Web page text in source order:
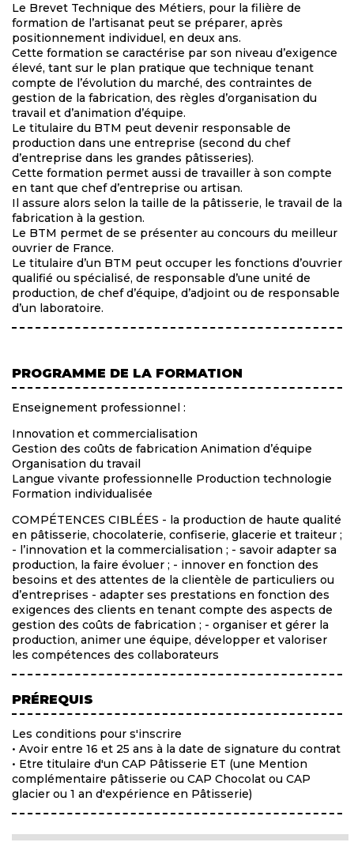
Le Brevet Technique des Métiers, pour la filière de
formation de l’artisanat peut se préparer, après
positionnement individuel, en deux ans.
Cette formation se caractérise par son niveau d’exigence
élevé, tant sur le plan pratique que technique tenant
compte de l’évolution du marché, des contraintes de
gestion de la fabrication, des règles d’organisation du
travail et d’animation d’équipe.
Le titulaire du BTM peut devenir responsable de
production dans une entreprise (second du chef
d’entreprise dans les grandes pâtisseries).
Cette formation permet aussi de travailler à son compte
en tant que chef d’entreprise ou artisan.
Il assure alors selon la taille de la pâtisserie, le travail de la
fabrication à la gestion.
Le BTM permet de se présenter au concours du meilleur
ouvrier de France.
Le titulaire d’un BTM peut occuper les fonctions d’ouvrier
qualifié ou spécialisé, de responsable d’une unité de
production, de chef d’équipe, d’adjoint ou de responsable
d’un laboratoire.
PROGRAMME DE LA FORMATION
Enseignement professionnel :
Innovation et commercialisation
Gestion des coûts de fabrication Animation d’équipe
Organisation du travail
Langue vivante professionnelle Production technologie
Formation individualisée
COMPÉTENCES CIBLÉES - la production de haute qualité
en pâtisserie, chocolaterie, confiserie, glacerie et traiteur ;
- l’innovation et la commercialisation ; - savoir adapter sa
production, la faire évoluer ; - innover en fonction des
besoins et des attentes de la clientèle de particuliers ou
d’entreprises - adapter ses prestations en fonction des
exigences des clients en tenant compte des aspects de
gestion des coûts de fabrication ; - organiser et gérer la
production, animer une équipe, développer et valoriser
les compétences des collaborateurs
PRÉREQUIS
Les conditions pour s'inscrire
• Avoir entre 16 et 25 ans à la date de signature du contrat
• Etre titulaire d'un CAP Pâtisserie ET (une Mention
complémentaire pâtisserie ou CAP Chocolat ou CAP
glacier ou 1 an d'expérience en Pâtisserie)